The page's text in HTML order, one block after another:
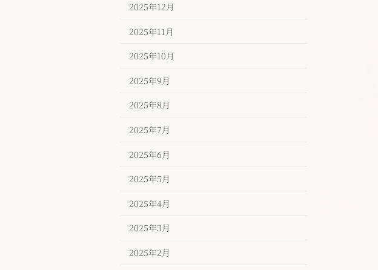
2025年12月
2025年11月
2025年10月
2025年9月
2025年8月
2025年7月
2025年6月
2025年5月
2025年4月
2025年3月
2025年2月